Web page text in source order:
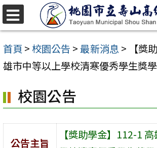
跳
至
主
要
容
區
首頁 >校園公告 >最新消息 >
【獎
雄市中等以上學校清寒優秀學生獎
校園公告
公告主旨
【獎助學金】112-1
選
單